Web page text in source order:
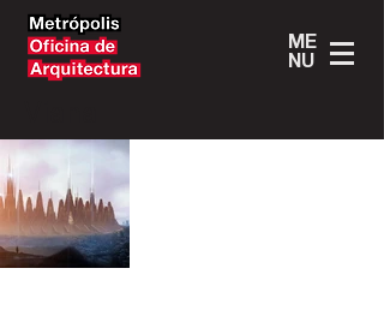
ME
NU